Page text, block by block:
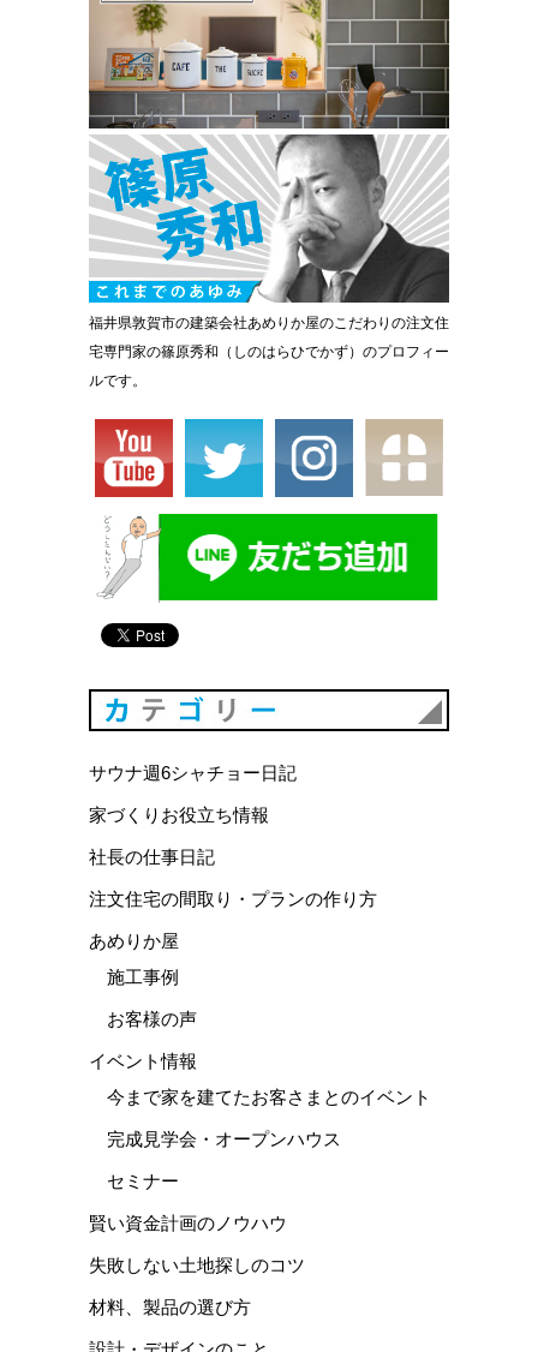
福井県敦賀市の建築会社あめりか屋のこだわりの注文住
宅専門家の篠原秀和（しのはらひでかず）のプロフィー
ルです。
サウナ週6シャチョー日記
家づくりお役立ち情報
社長の仕事日記
注文住宅の間取り・プランの作り方
あめりか屋
施工事例
お客様の声
イベント情報
今まで家を建てたお客さまとのイベント
完成見学会・オープンハウス
セミナー
賢い資金計画のノウハウ
失敗しない土地探しのコツ
材料、製品の選び方